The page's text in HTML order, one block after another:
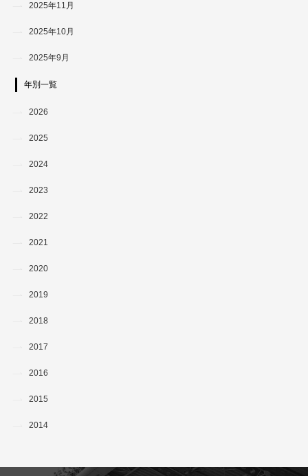
2025年11月
2025年10月
2025年9月
年別一覧
2026
2025
2024
2023
2022
2021
2020
2019
2018
2017
2016
2015
2014